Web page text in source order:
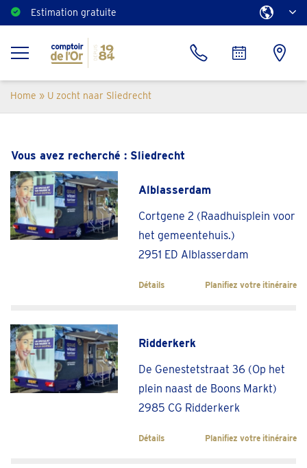
Estimation gratuite
Home » U zocht naar Sliedrecht
Vous avez recherché : Sliedrecht
Alblasserdam
Cortgene 2 (Raadhuisplein voor
het gemeentehuis.)
2951 ED Alblasserdam
Détails Planifiez votre itinéraire
Ridderkerk
De Genestetstraat 36 (Op het
plein naast de Boons Markt)
2985 CG Ridderkerk
Détails Planifiez votre itinéraire